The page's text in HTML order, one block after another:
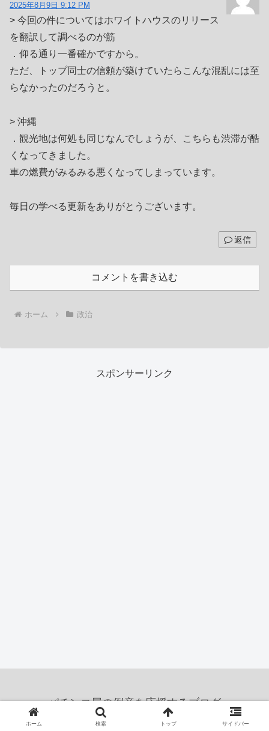
2025年8月9日 9:12 PM
> 今回の件についてはホワイトハウスのリリース
を翻訳して調べるのが筋
．仰る通り一番確かですから。
ただ、トップ同士の信頼が築けていたらこんな混乱には至
らなかったのだろうと。
> 沖縄
．観光地は何処も同じなんでしょうが、こちらも渋滞が酷
くなってきました。
車の燃費がみるみる悪くなってしまっています。
毎日の学べる更新をありがとうございます。
返信
コメントを書き込む
ホーム 政治
スポンサーリンク
パチンコ屋の倒産を応援するブログ
© 2011 パチンコ屋の倒産を応援するブログ.
ホーム 検索 トップ サイドバー